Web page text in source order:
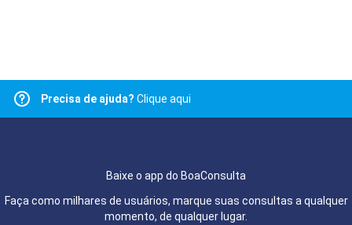
Precisa de ajuda? Clique aqui
Baixe o app do BoaConsulta
Faça como milhares de usuários, marque suas consultas a qualquer
momento, de qualquer lugar.